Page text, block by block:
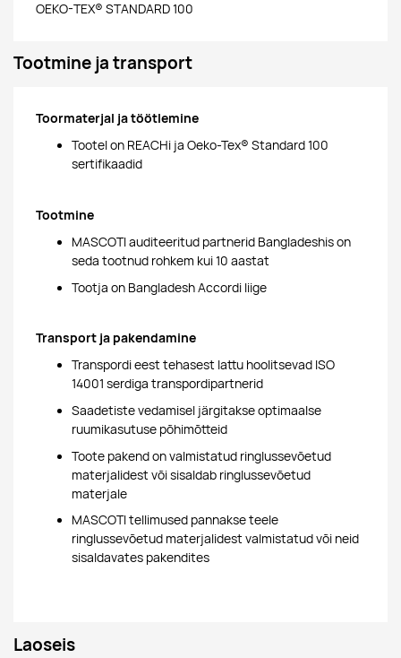
OEKO-TEX® STANDARD 100
Tootmine ja transport
Toormaterjal ja töötlemine
Tootel on REACHi ja Oeko-Tex® Standard 100
sertifikaadid
Tootmine
MASCOTI auditeeritud partnerid Bangladeshis on
seda tootnud rohkem kui 10 aastat
Tootja on Bangladesh Accordi liige
Transport ja pakendamine
Transpordi eest tehasest lattu hoolitsevad ISO
14001 serdiga transpordipartnerid
Saadetiste vedamisel järgitakse optimaalse
ruumikasutuse põhimõtteid
Toote pakend on valmistatud ringlussevõetud
materjalidest või sisaldab ringlussevõetud
materjale
MASCOTI tellimused pannakse teele
ringlussevõetud materjalidest valmistatud või neid
sisaldavates pakendites
Laoseis